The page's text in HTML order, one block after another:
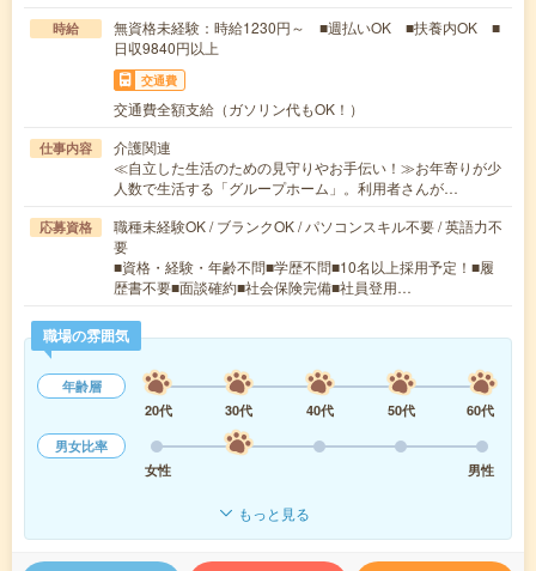
時給
無資格未経験：時給1230円～ ■週払いOK ■扶養内OK ■
日収9840円以上
交通費
交通費全額支給（ガソリン代もOK！）
仕事内容
介護関連
≪自立した生活のための見守りやお手伝い！≫お年寄りが少
人数で生活する「グループホーム」。利用者さんが…
応募資格
職種未経験OK / ブランクOK / パソコンスキル不要 / 英語力不
要
■資格・経験・年齢不問■学歴不問■10名以上採用予定！■履
歴書不要■面談確約■社会保険完備■社員登用…
職場の雰囲気
年齢層
20代
30代 40代 50代
60代
男女比率
女性
男性
もっと見る